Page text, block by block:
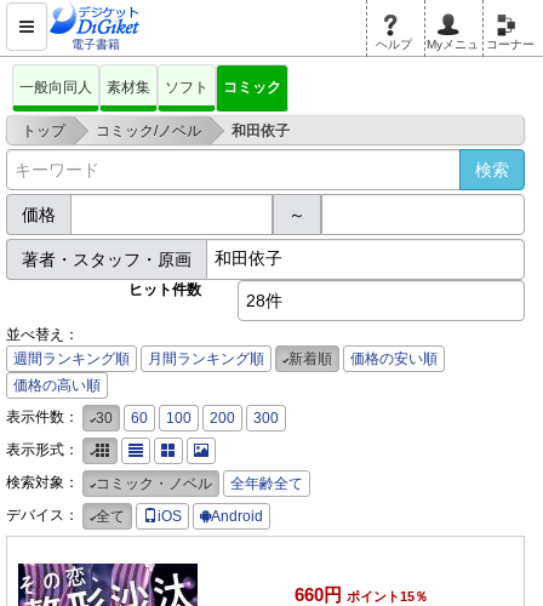
電子書籍 ヘルプ Myメニュ コーナー
一般向同人 素材集 ソフト コミック
トップ > コミック/ノベル > 和田依子
価格 ～
著者・スタッフ・原画
ヒット件数
28件
並べ替え：
週間ランキング順
月間ランキング順 新着順
価格の安い順
価格の高い順
表示件数：
30 60 100 200
300
表示形式：
検索対象：
コミック・ノベル
全年齢全て
デバイス：
全て iOS Android
660円 ポイント15％